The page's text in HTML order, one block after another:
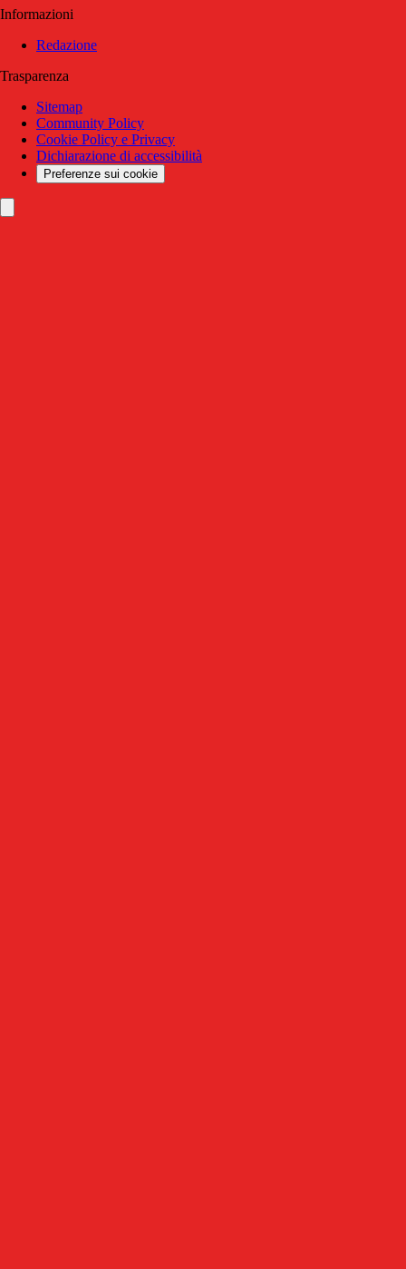
Informazioni
Redazione
Trasparenza
Sitemap
Community Policy
Cookie Policy e Privacy
Dichiarazione di accessibilità
Preferenze sui cookie